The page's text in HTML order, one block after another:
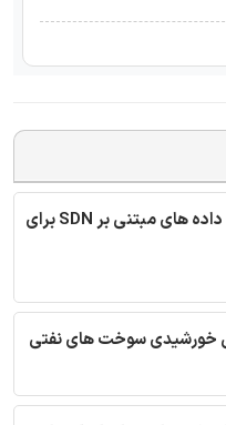
ترجمه مقاله امنیت انتقال داده های مبتنی بر SDN برای
خورشیدی سوخت های نفتی